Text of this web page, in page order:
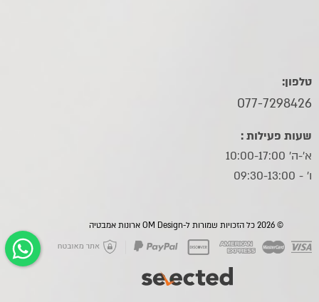
טלפון:
077-7298426
שעות פעילות :
א'-ה' 10:00-17:00
ו׳ - 09:30-13:00
© 2026 כל הזכויות שמורות ל-OM Design ארונות אמבטיה